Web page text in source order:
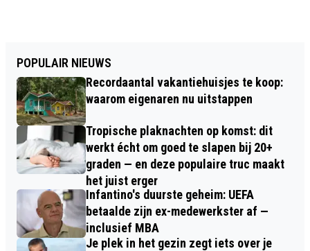
POPULAIR NIEUWS
Recordaantal vakantiehuisjes te koop:
waarom eigenaren nu uitstappen
Tropische plaknachten op komst: dit
werkt écht om goed te slapen bij 20+
graden — en deze populaire truc maakt
het juist erger
Infantino's duurste geheim: UEFA
betaalde zijn ex-medewerkster af —
inclusief MBA
Je plek in het gezin zegt iets over je